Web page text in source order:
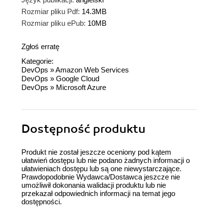
rozważają zmianę pracy w kierunku skupionym
na technologiach Cloud - pracują jako
przekazać wiedzę innym ludziom - są nerdami
funkcje kierownicze i chcą lepiej zrozumieć jak
działają technologie Cloud Moim zdaniem to
solidna pozycja dla profili osób które wymieniłem.
"zjadł zęby" na tego typu pracy to może nie
znajdziesz za dużo nowego w tej publikacji,
natomiast warto pamiętać, że niektórzy
rozpoczynają przygodę w dosłownie punkcie 0,
gdzie autor tej publikacji po prostu zrobił dobrą
robotę pisząc tę książkę która może takim
osobom pomóc się rozwinąć.
Rozmiar pliku Pdf: 14.3MB
Rozmiar pliku ePub: 10MB
Zgłoś erratę
Kategorie:
DevOps »Amazon Web Services
DevOps » Google Cloud
DevOps » Microsoft Azure
Dostępność produktu
Produkt nie został jeszcze oceniony pod kątem
ułatwień dostępu lub nie podano żadnych informacji o
ułatwieniach dostępu lub są one niewystarczające.
Prawdopodobnie Wydawca/Dostawca jeszcze nie
umożliwił dokonania walidacji produktu lub nie
przekazał odpowiednich informacji na temat jego
dostępności.